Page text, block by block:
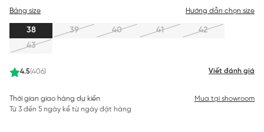
4.5(406) Viết đánh giá
Bảng size Hướng dẫn chọn size
38 39 40 41
42
43
Thời gian giao hàng dự kiến
Từ 3 đến 5 ngày kể từ ngày đặt hàng
Mua tại showroom